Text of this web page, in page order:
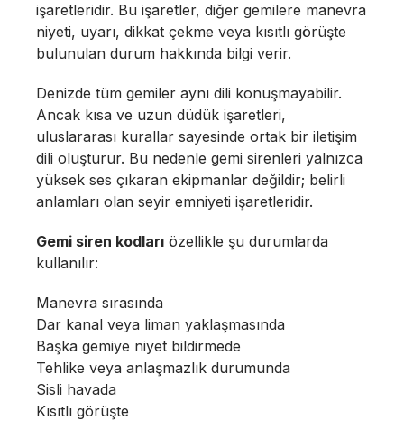
işaretleridir. Bu işaretler, diğer gemilere manevra
niyeti, uyarı, dikkat çekme veya kısıtlı görüşte
bulunulan durum hakkında bilgi verir.
Denizde tüm gemiler aynı dili konuşmayabilir.
Ancak kısa ve uzun düdük işaretleri,
uluslararası kurallar sayesinde ortak bir iletişim
dili oluşturur. Bu nedenle gemi sirenleri yalnızca
yüksek ses çıkaran ekipmanlar değildir; belirli
anlamları olan seyir emniyeti işaretleridir.
Gemi siren kodları özellikle şu durumlarda
kullanılır:
Manevra sırasında
Dar kanal veya liman yaklaşmasında
Başka gemiye niyet bildirmede
Tehlike veya anlaşmazlık durumunda
Sisli havada
Kısıtlı görüşte